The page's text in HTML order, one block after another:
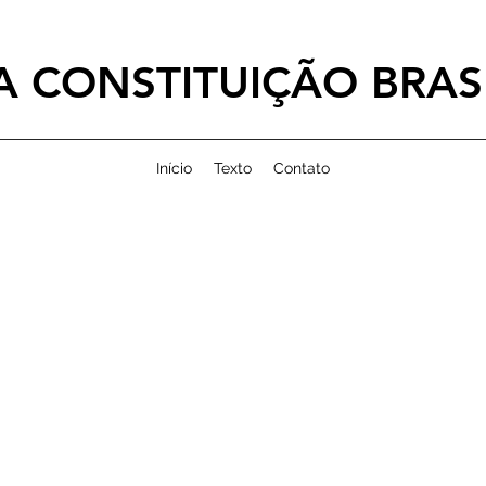
CONSTITUIÇÃO
Início Texto Contato